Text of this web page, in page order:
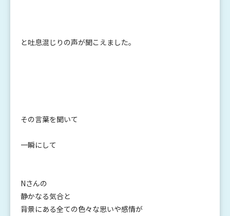
と吐息混じりの声が聞こえました。
その言葉を聞いて
一瞬にして
Nさんの
静かなる気合と
背景にある全ての色々な思いや感情が